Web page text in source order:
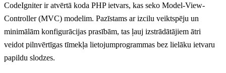
CodeIgniter ir atvērtā koda PHP ietvars, kas seko Model-View-
Controller (MVC) modelim. Pazīstams ar izcilu veiktspēju un
minimālām konfigurācijas prasībām, tas ļauj izstrādātājiem ātri
veidot pilnvērtīgas tīmekļa lietojumprogrammas bez lielāku ietvaru
papildu slodzes.